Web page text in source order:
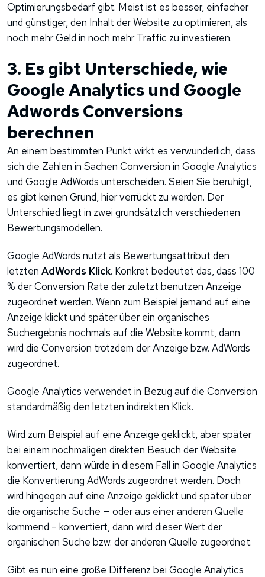
Optimierungsbedarf gibt. Meist ist es besser, einfacher
und günstiger, den Inhalt der Website zu optimieren, als
noch mehr Geld in noch mehr Traffic zu investieren.
3. Es gibt Unterschiede, wie
Google Analytics und Google
Adwords Conversions
berechnen
An einem bestimmten Punkt wirkt es verwunderlich, dass
sich die Zahlen in Sachen Conversion in Google Analytics
und Google AdWords unterscheiden. Seien Sie beruhigt,
es gibt keinen Grund, hier verrückt zu werden. Der
Unterschied liegt in zwei grundsätzlich verschiedenen
Bewertungsmodellen.
Google AdWords nutzt als Bewertungsattribut den
letzten AdWords Klick. Konkret bedeutet das, dass 100
% der Conversion Rate der zuletzt benutzen Anzeige
zugeordnet werden. Wenn zum Beispiel jemand auf eine
Anzeige klickt und später über ein organisches
Suchergebnis nochmals auf die Website kommt, dann
wird die Conversion trotzdem der Anzeige bzw. AdWords
zugeordnet.
Google Analytics verwendet in Bezug auf die Conversion
standardmäßig den letzten indirekten Klick.
Wird zum Beispiel auf eine Anzeige geklickt, aber später
bei einem nochmaligen direkten Besuch der Website
konvertiert, dann würde in diesem Fall in Google Analytics
die Konvertierung AdWords zugeordnet werden. Doch
wird hingegen auf eine Anzeige geklickt und später über
die organische Suche — oder aus einer anderen Quelle
kommend – konvertiert, dann wird dieser Wert der
organischen Suche bzw. der anderen Quelle zugeordnet.
Gibt es nun eine große Differenz bei Google Analytics